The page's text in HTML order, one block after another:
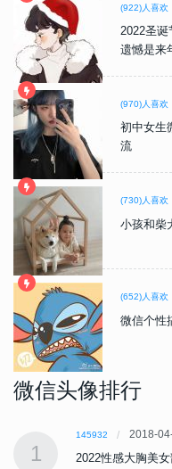
(922)人喜欢
2022圣
遗憾是来
(970)人喜欢
初中女生
流
(730)人喜欢
小孩和柴
(652)人喜欢
微信个性
微信头像排行
1
145932 2018-
2022性感大胸美